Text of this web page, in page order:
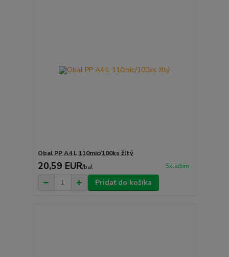
Obal PP A4 L 110mic/100ks žltý
20,59 EUR/bal Skladom
Pridať do košíka